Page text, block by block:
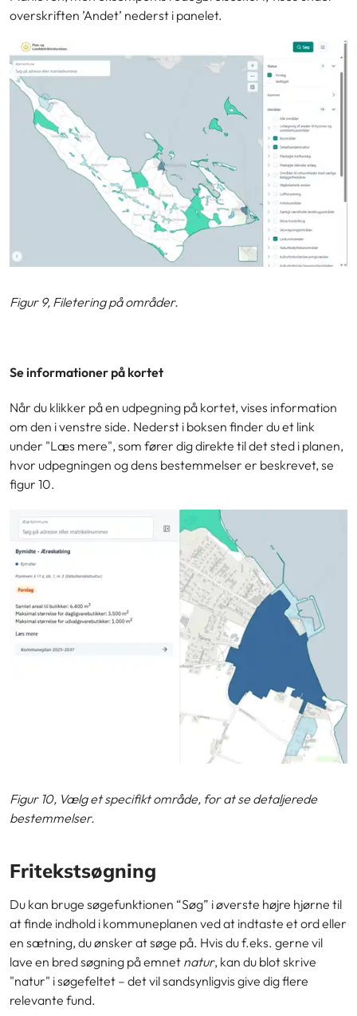
overskriften ’Andet’ nederst i panelet.
Figur 9, Filetering på områder.
Se informationer på kortet
Når du klikker på en udpegning på kortet, vises information
om den i venstre side. Nederst i boksen finder du et link
under "Læs mere", som fører dig direkte til det sted i planen,
hvor udpegningen og dens bestemmelser er beskrevet, se
figur 10.
Figur 10, Vælg et specifikt område, for at se detaljerede
bestemmelser.
Fritekstsøgning
Du kan bruge søgefunktionen “Søg” i øverste højre hjørne til
at finde indhold i kommuneplanen ved at indtaste et ord eller
en sætning, du ønsker at søge på. Hvis du f.eks. gerne vil
lave en bred søgning på emnet natur, kan du blot skrive
"natur" i søgefeltet – det vil sandsynligvis give dig flere
relevante fund.